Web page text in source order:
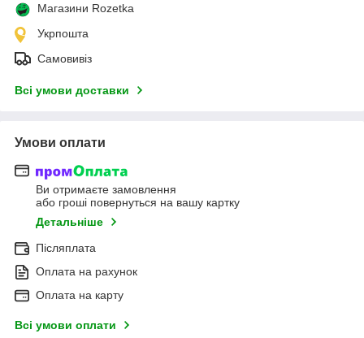
Магазини Rozetka
Укрпошта
Самовивіз
Всі умови доставки
Умови оплати
Ви отримаєте замовлення
або гроші повернуться на вашу картку
Детальніше
Післяплата
Оплата на рахунок
Оплата на карту
Всі умови оплати